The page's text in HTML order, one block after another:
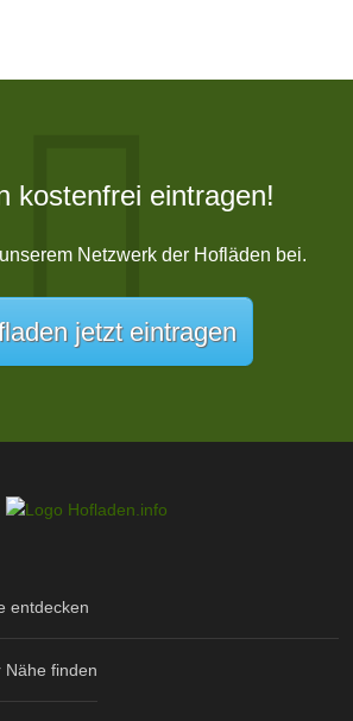
kostenfrei eintragen!
Netzwerk der Hofläden bei.
jetzt eintragen
entdecken
Nähe finden